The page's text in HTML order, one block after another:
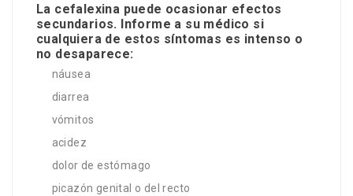
La cefalexina puede ocasionar efectos
secundarios. Informe a su médico si
cualquiera de estos síntomas es intenso o
no desaparece:
náusea
diarrea
vómitos
acidez
dolor de estómago
picazón genital o del recto